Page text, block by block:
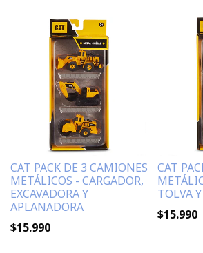
CAT PACK DE 3 CAMIONES
METÁLICOS - CARGADOR,
EXCAVADORA Y
APLANADORA
$15.990
CAT
TOLVA
$15.990